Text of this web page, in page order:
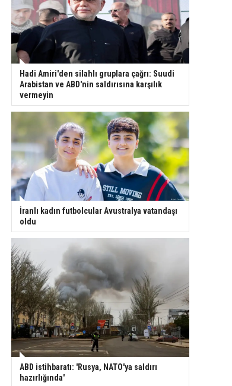
Hadi Amiri'den silahlı gruplara çağrı: Suudi
Arabistan ve ABD'nin saldırısına karşılık
vermeyin
İranlı kadın futbolcular Avustralya vatandaşı
oldu
ABD istihbaratı: 'Rusya, NATO'ya saldırı
hazırlığında'